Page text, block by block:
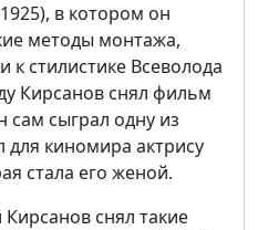
в котором он
методы монтажа,
к стилистике Всеволода
Кирсанов снял фильм
сам сыграл одну из
для киномира актрису
стала его женой.
снял такие